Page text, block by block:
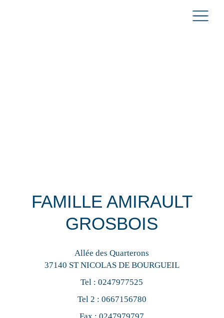
FAMILLE AMIRAULT
GROSBOIS
Allée des Quarterons
37140 ST NICOLAS DE BOURGUEIL
Tel :0247977525
Tel 2 : 0667156780